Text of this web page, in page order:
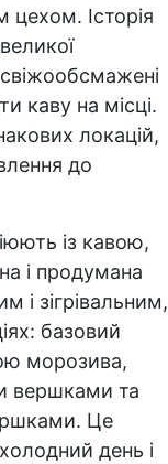
Історія
каву на місці.
локацій,
до
із кавою,
і продумана
і зігрівальним,
базовий
морозива,
вершками та
Це
день і